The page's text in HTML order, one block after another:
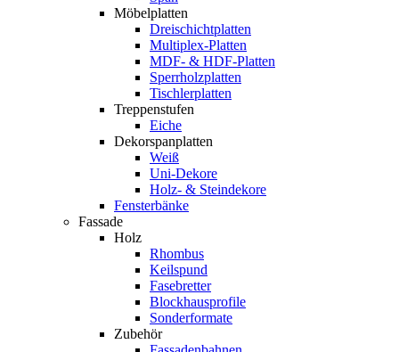
Möbelplatten
Dreischichtplatten
Multiplex-Platten
MDF- & HDF-Platten
Sperrholzplatten
Tischlerplatten
Treppenstufen
Eiche
Dekorspanplatten
Weiß
Uni-Dekore
Holz- & Steindekore
Fensterbänke
Fassade
Holz
Rhombus
Keilspund
Fasebretter
Blockhausprofile
Sonderformate
Zubehör